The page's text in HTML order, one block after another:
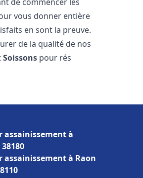
vous donner entière
en sont la preuve.
de la qualité de nos
Soissons pour rés
assainissement à
assainissement à Raon